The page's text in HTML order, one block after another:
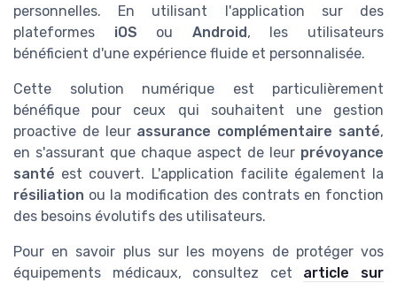
personnelles. En utilisant l'application sur des
plateformes iOS ou Android , les utilisateurs
bénéficient d'une expérience fluide et personnalisée.
Cette solution numérique est particulièrement
bénéfique pour ceux qui souhaitent une gestion
proactive de leur assurance complémentaire santé,
en s'assurant que chaque aspect de leur prévoyance
santé est couvert. L'application facilite également la
résiliation ou la modification des contrats en fonction
des besoins évolutifs des utilisateurs.
Pour en savoir plus sur les moyens de protéger vos
équipements médicaux, consultez cet article sur